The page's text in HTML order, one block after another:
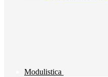
Modulistica